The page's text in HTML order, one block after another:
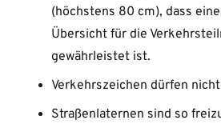
(höchstens 80 cm), dass
Übersicht für die
gewährleistet ist.
Verkehrszeichen dürfen
Straßenlaternen sind so